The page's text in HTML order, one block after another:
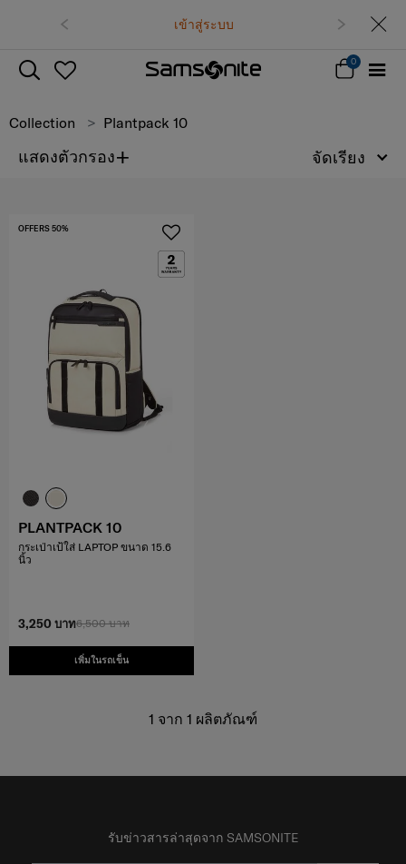
เข้าสู่ระบบ
0
Collection Plantpack 10
แสดงตัวกรอง+ จัดเรียง
6,500 บาท
3,250 บาท
เพิ่มในรถเข็น
OFFERS 50%
PLANTPACK 10
กระเป่าเป้ใส่ LAPTOP ขนาด 15.6
นิ้ว
1 จาก 1 ผลิตภัณฑ์
รับข่าวสารล่าสุดจาก SAMSONITE